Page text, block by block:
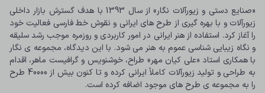
را به مجموعه ی طرح های موجود اضافه کرده است.